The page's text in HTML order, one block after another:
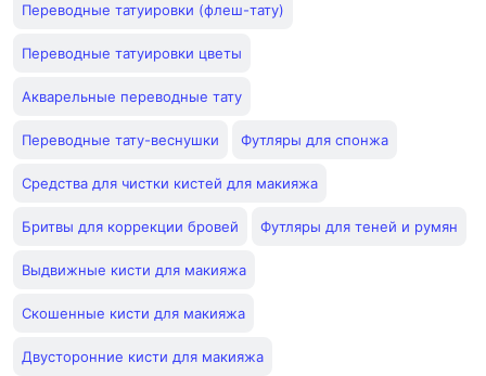
Переводные татуировки (флеш-тату)
Переводные татуировки цветы
Акварельные переводные тату
Переводные тату-веснушки Футляры для спонжа
Средства для чистки кистей для макияжа
Бритвы для коррекции бровей Футляры для теней и румян
Выдвижные кисти для макияжа
Скошенные кисти для макияжа
Двусторонние кисти для макияжа